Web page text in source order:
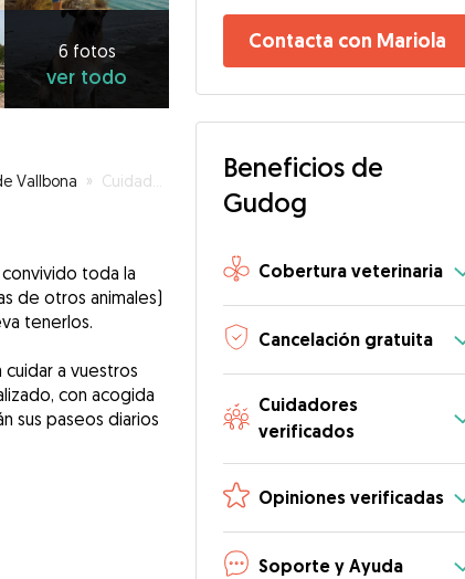
6 fotos
ver todo
Vallbona » Cuidadora de perretes en Valencia 🐶❤️
convivido toda la
de otros animales)
tenerlos.
a vuestros
con acogida
sus paseos diarios
Contacta con Mariola
Beneficios de
Gudog
Cobertura veterinaria
Cancelación gratuita
Cuidadores
verificados
Opiniones verificadas
Soporte y Ayuda